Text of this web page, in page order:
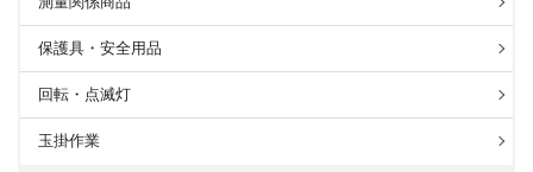
保護具・安全用品
回転・点滅灯
玉掛作業